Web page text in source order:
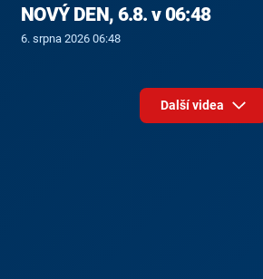
NOVÝ DEN, 6.8. v 06:48
6. srpna 2026 06:48
Další videa